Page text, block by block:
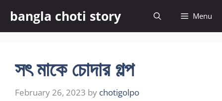
content
bangla choti story Menu
সৎ মাকে চোদার গল্প
February 26, 2023 by chotigolpo